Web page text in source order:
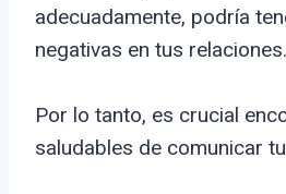
adecuadamente, podría
negativas en tus relaciones.
Por lo tanto, es crucial
saludables de comunicar